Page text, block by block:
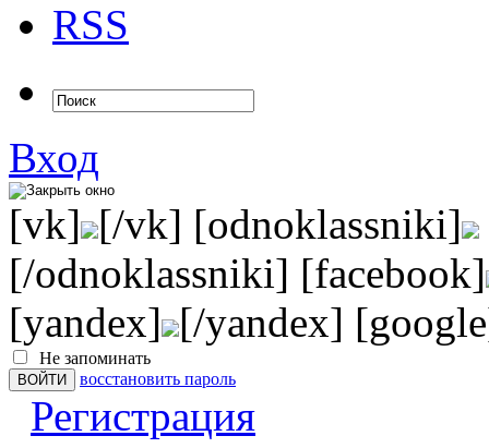
RSS
Вход
[vk] [/vk] [odnoklassniki]
[/odnoklassniki] [facebook]
[yandex] [/yandex]
Не запоминать
восстановить пароль
Регистрация